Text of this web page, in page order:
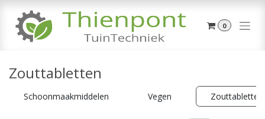
0
Zouttabletten
Schoonmaakmiddelen Vegen Zouttabletten